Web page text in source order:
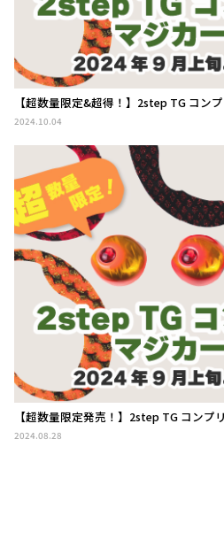
【超数量限定&超得！】2step TG コン
2024.10.04
【超数量限定発売！】2step TG コンプ
2024.08.28